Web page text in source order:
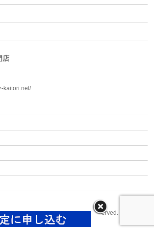
店
kaitori.net/
神戸ベンツ買取専門店All Rights Reserved.